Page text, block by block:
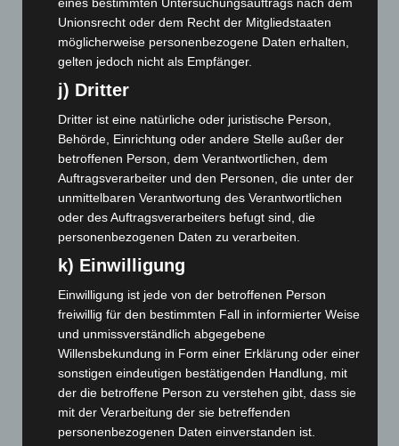
Januar 2025(88)
Dezember 2024(89)
November 2024(94)
Oktober 2024(93)
September 2024(112)
August 2024(107)
Juli 2024
Juni 2024(107)
Mai 2024 (149)
April 2024
März 2024(103)
Februar 2024(103)
Januar 2024(111)
Dezember 2023(130)
November 2023(130)
Oktober 2023(114)
September 2023(133)
eines bestimmten Untersuchungsauftrags nach dem
Unionsrecht oder dem Recht der Mitgliedstaaten
möglicherweise personenbezogene Daten erhalten,
gelten jedoch nicht als Empfänger.
j) Dritter
Dritter ist eine natürliche oder juristische Person,
Behörde, Einrichtung oder andere Stelle außer der
betroffenen Person, dem Verantwortlichen, dem
Auftragsverarbeiter und den Personen, die unter der
unmittelbaren Verantwortung des Verantwortlichen
oder des Auftragsverarbeiters befugt sind, die
personenbezogenen Daten zu verarbeiten.
k) Einwilligung
Einwilligung ist jede von der betroffenen Person
freiwillig für den bestimmten Fall in informierter Weise
und unmissverständlich abgegebene
Willensbekundung in Form einer Erklärung oder einer
sonstigen eindeutigen bestätigenden Handlung, mit
der die betroffene Person zu verstehen gibt, dass sie
mit der Verarbeitung der sie betreffenden
personenbezogenen Daten einverstanden ist.